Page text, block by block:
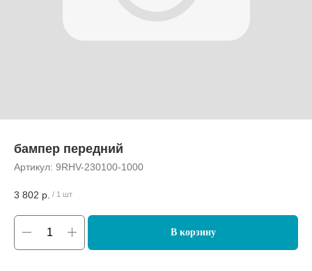
бампер передний
Артикул: 9RHV-230100-1000
3 802 р. / 1 шт
В корзину